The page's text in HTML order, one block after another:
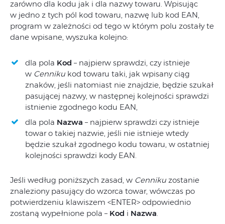
zarówno dla kodu jak i dla nazwy towaru. Wpisując
w jedno z tych pól kod towaru, nazwę lub kod EAN,
program w zależności od tego w którym polu zostały te
dane wpisane, wyszuka kolejno:
dla pola Kod – najpierw sprawdzi, czy istnieje
w Cenniku kod towaru taki, jak wpisany ciąg
znaków, jeśli natomiast nie znajdzie, będzie szukał
pasującej nazwy, w następnej kolejności sprawdzi
istnienie zgodnego kodu EAN,
dla pola Nazwa – najpierw sprawdzi czy istnieje
towar o takiej nazwie, jeśli nie istnieje wtedy
będzie szukał zgodnego kodu towaru, w ostatniej
kolejności sprawdzi kody EAN.
Jeśli według poniższych zasad, w Cenniku zostanie
znaleziony pasujący do wzorca towar, wówczas po
potwierdzeniu klawiszem <ENTER> odpowiednio
zostaną wypełnione pola – Kod i Nazwa